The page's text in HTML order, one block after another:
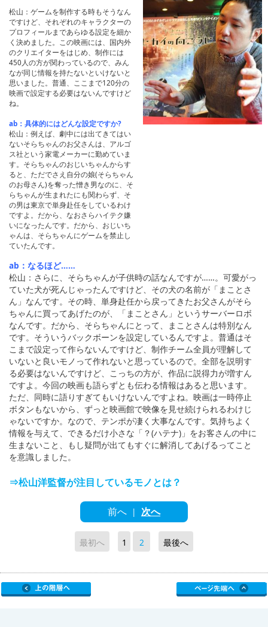
松山：ゲームを制作する時もそうなん
ですけど、それぞれのキャラクターの
プロフィールまであらゆる設定を細か
く決めました。この映画には、国内外
のクリエイターをはじめ、制作には
450人の方が関わっているので、みん
なが同じ情報を持たないといけないと
思いました。普通、ここまで120分の
映画で設定する必要はないんですけど
ね。
ab：具体的にはどんな設定ですか?
松山：例えば、劇中には出てきてはい
ないそらちゃんのお父さんは、アルゴ
ス社という家電メーカーに勤めていま
す。そらちゃんのおじいちゃんからす
ると、ただでさえ自分の娘(そらちゃん
のお母さん)を奪った憎き男なのに、そ
らちゃんが生まれたにも関わらず、そ
の男は東京で単身赴任をしているわけ
ですよ。だから、なおさらハイテク嫌
いになったんです。だから、おじいち
ゃんは、そらちゃんにゲームを禁止し
ていたんです。
ab：なるほど……
松山：さらに、そらちゃんが子供時の話なんですが……。可愛がっ
ていた犬が死んじゃったんですけど、その犬の名前が「まことさ
ん」なんです。その時、単身赴任から戻ってきたお父さんがそら
ちゃんに買ってあげたのが、「まことさん」というサーバーロボ
なんです。だから、そらちゃんにとって、まことさんは特別なん
です。そういうバックボーンを設定しているんですよ。普通はそ
こまで設定って作らないんですけど、制作チーム全員が理解して
いないと良いモノって作れないと思っているので。全部を説明す
る必要はないんですけど、こっちの方が、作品に説得力が増すん
ですよ。今回の映画も語らずとも伝わる情報はあると思います。
ただ、同時に語りすぎてもいけないんですよね。映画は一時停止
ボタンもないから、ずっと映画館で映像を見せ続けられるわけじ
ゃないですか。なので、テンポが凄く大事なんです。気持ちよく
情報を与えて、できるだけ小さな「？(ハテナ)」をお客さんの中に
生まないこと、もし疑問が出てもすぐに解消してあげるってこと
を意識しました。
⇒松山洋監督が注目しているモノとは？
前へ | 次へ
最初へ 1 2 最後へ